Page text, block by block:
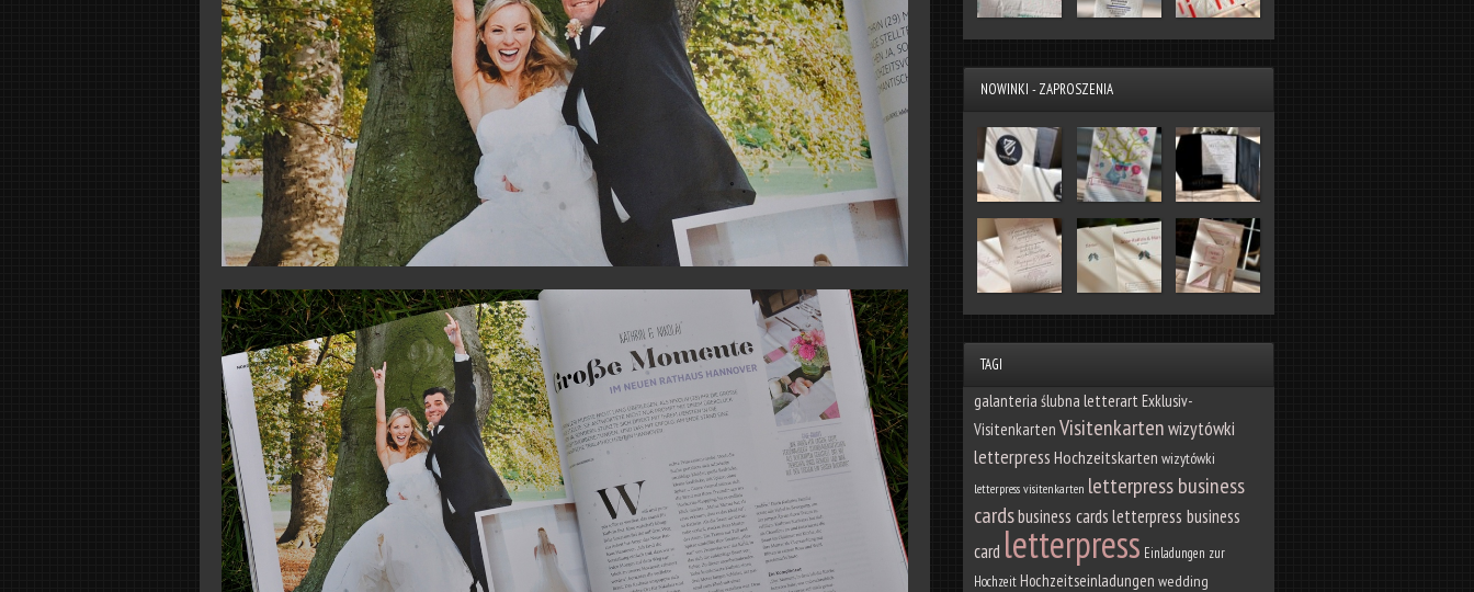
NOWINKI - ZAPROSZENIA
TAGI
galanteria ślubna letterart Exklusiv-
Visitenkarten Visitenkartenwizytówki
letterpress Hochzeitskarten wizytówki
letterpress visitenkarten letterpress business
cardsbusiness cardsletterpress business
card letterpress Einladungen zur
HochzeitHochzeitseinladungen wedding